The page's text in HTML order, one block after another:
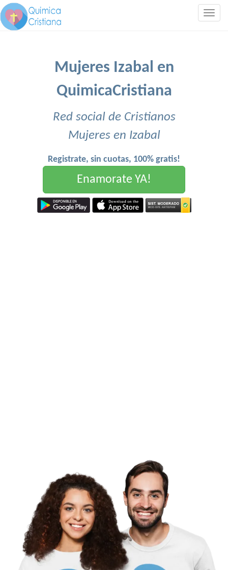
Mujeres Izabal en
QuimicaCristiana
Red social de Cristianos
Mujeres en Izabal
Registrate, sin cuotas, 100% gratis!
Enamorate YA!